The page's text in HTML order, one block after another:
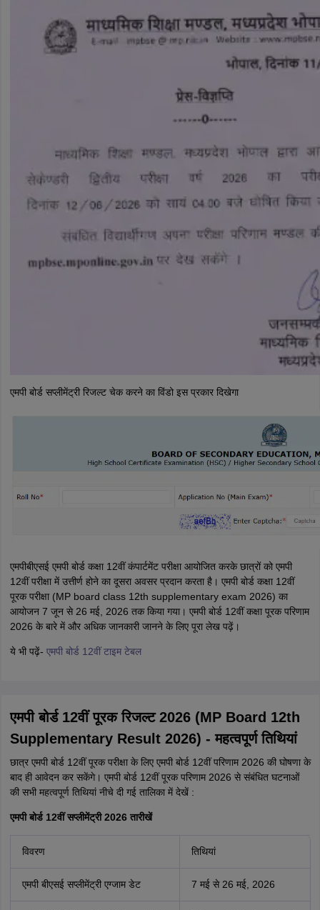
एमपी बोर्ड सप्लीमेंट्री रिजल्ट चेक करने का विंडो इस प्रकार दिखेगा
एमपीबीएसई एमपी बोर्ड कक्षा 12वीं कंपार्टमेंट परीक्षा आयोजित करके छात्रों को एमपी
12वीं परीक्षा में उत्तीर्ण होने का दूसरा अवसर प्रदान करता है। एमपी बोर्ड कक्षा 12वीं
पूरक परीक्षा (MP board class 12th supplementary exam 2026) का
आयोजन 7 जून से 26 मई, 2026 तक किया गया। एमपी बोर्ड 12वीं कक्षा पूरक परिणाम
2026 के बारे में और अधिक जानकारी जानने के लिए पूरा लेख पढ़ें।
ये भी पढ़ें- एमपी बोर्ड 12वीं टाइम टेबल
एमपी बोर्ड 12वीं पूरक रिजल्ट 2026 (MP Board 12th
Supplementary Result 2026) - महत्वपूर्ण तिथियां
छात्र एमपी बोर्ड 12वीं पूरक परीक्षा के लिए एमपी बोर्ड 12वीं परिणाम 2026 की घोषणा के
बाद ही आवेदन कर सकेंगे। एमपी बोर्ड 12वीं पूरक परिणाम 2026 से संबंधित घटनाओं
की सभी महत्वपूर्ण तिथियां नीचे दी गई तालिका में देखें :
एमपी बोर्ड 12वीं सप्लीमेंट्री 2026 तारीखें
विवरण तिथियां
एमपी बीएसई सप्लीमेंट्री एग्जाम डेट 7 मई से 26 मई, 2026